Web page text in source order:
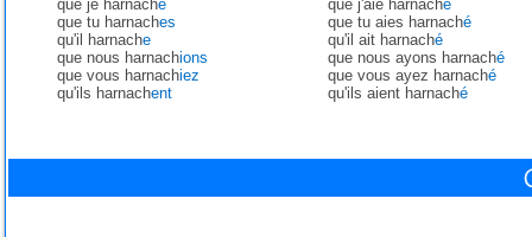
que je harnache
que tu harnaches
qu'il harnache
que nous harnachions
que vous harnachiez
qu'ils harnachent
que j'aie harnaché
que tu aies harnaché
qu'il ait harnaché
que nous ayons harnaché
que vous ayez harnaché
qu'ils aient harnaché